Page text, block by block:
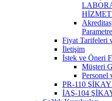
Fiyat Tarifeleri
İletişim
İstek ve Öneri
Müşteri
Personel
PR-110
İAŞ-104